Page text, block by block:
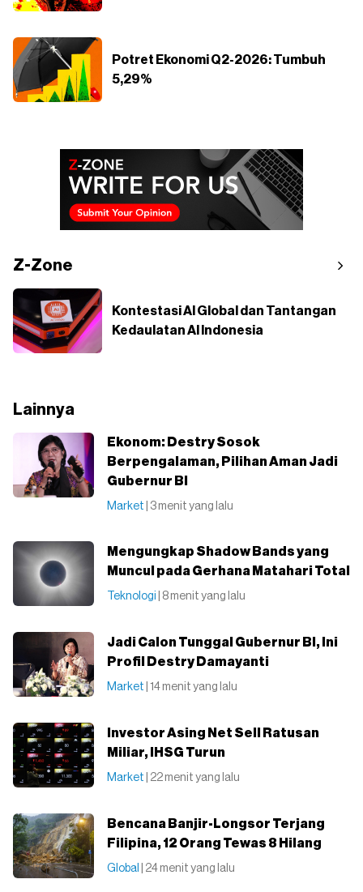
Potret Ekonomi Q2-2026: Tumbuh
5,29%
Z-Zone
Kontestasi AI Global dan Tantangan
Kedaulatan AI Indonesia
Lainnya
Ekonom: Destry Sosok
Berpengalaman, Pilihan Aman Jadi
Gubernur BI
Market | 3 menit yang lalu
Mengungkap Shadow Bands yang
Muncul pada Gerhana Matahari Total
Teknologi | 8 menit yang lalu
Jadi Calon Tunggal Gubernur BI, Ini
Profil Destry Damayanti
Market | 14 menit yang lalu
Investor Asing Net Sell Ratusan
Miliar, IHSG Turun
Market | 22 menit yang lalu
Bencana Banjir-Longsor Terjang
Filipina, 12 Orang Tewas 8 Hilang
Global | 24 menit yang lalu